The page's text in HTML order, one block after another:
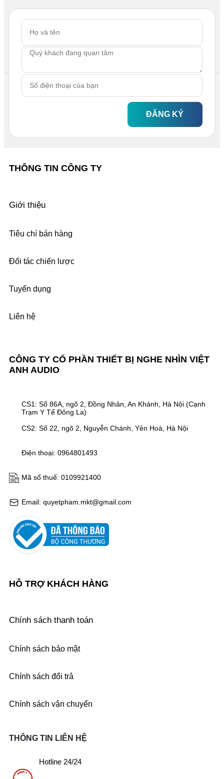
ĐĂNG KÝ
CÔNG TY CỔ PHẦN THIẾT BỊ NGHE NHÌN VIỆT
ANH AUDIO
Email: quyetpham.mkt@gmail.com
Mã số thuế: 0109921400
Điện thoại: 0964801493
CS1: Số 86A, ngõ 2, Đồng Nhân, An Khánh, Hà Nội (Cạnh
Trạm Y Tế Đông La)
CS2: Số 22, ngõ 2, Nguyễn Chánh, Yên Hoà, Hà Nội
THÔNG TIN CÔNG TY
Giới thiệu
Tiêu chí bán hàng
Đối tác chiến lược
Tuyển dụng
Liên hệ
HỖ TRỢ KHÁCH HÀNG
Chính sách thanh toán
Chính sách bảo mật
Chính sách đổi trả
Chính sách vận chuyển
THÔNG TIN LIÊN HỆ
Hotline 24/24